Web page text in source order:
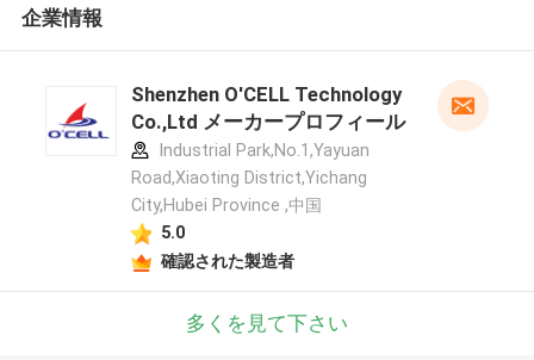
企業情報
Shenzhen O'CELL Technology
Co.,Ltd メーカープロフィール
Industrial Park,No.1,Yayuan
Road,Xiaoting District,Yichang
City,Hubei Province ,中国
5.0
確認された製造者
多くを見て下さい